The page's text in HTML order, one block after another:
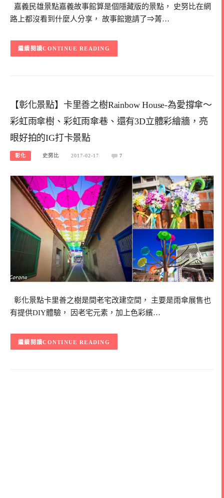
嘉義民雄景點嘉義故事館算是個隱藏版的景點， 史努比在網
路上都沒看到什麼人分享， 故事館邀請了⇒菁…
CONTINUE READING
【彰化景點】卡里善之樹Rainbow House-為愛撐傘～
彩虹雨傘樹、彩虹雨傘巷、還有3D立體彩繪牆，亮
眼好拍的IG打卡景點
彰化 史努比 2017-02-17 7
彰化景點卡里善之樹是間老宅改建空間， 主要是雨傘展售也
有提供DIY體驗， 因老宅元素，加上色彩繽…
CONTINUE READING